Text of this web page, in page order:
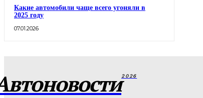
Какие автомобили чаще всего угоняли в
2025 году
07.01.2026
2026